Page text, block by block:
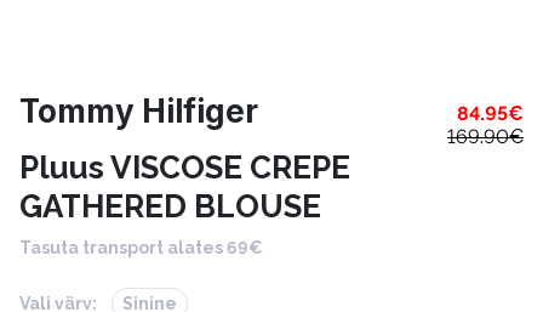
Tommy Hilfiger 84.95€
169.90€
Pluus VISCOSE CREPE
GATHERED BLOUSE
Tasuta transport alates 69€
Vali värv: Sinine